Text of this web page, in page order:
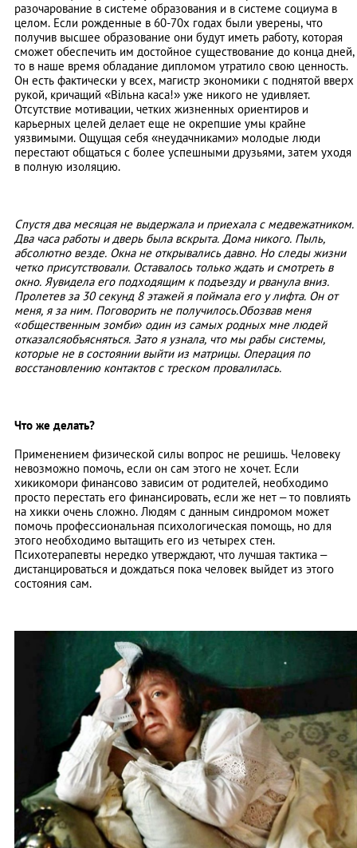
разочарование в системе образования и в системе социума в
целом. Если рожденные в 60-70х годах были уверены, что
получив высшее образование они будут иметь работу, которая
сможет обеспечить им достойное существование до конца дней,
то в наше время обладание дипломом утратило свою ценность.
Он есть фактически у всех, магистр экономики с поднятой вверх
рукой, кричащий «Вільна каса!» уже никого не удивляет.
Отсутствие мотивации, четких жизненных ориентиров и
карьерных целей делает еще не окрепшие умы крайне
уязвимыми. Ощущая себя «неудачниками» молодые люди
перестают общаться с более успешными друзьями, затем уходя
в полную изоляцию.
Спустя два месяцая не выдержала и приехала с медвежатником.
Два часа работы и дверь была вскрыта. Дома никого. Пыль,
абсолютно везде. Окна не открывались давно. Но следы жизни
четко присутствовали. Оставалось только ждать и смотреть в
окно. Яувидела его подходящим к подъезду и рванула вниз.
Пролетев за 30 секунд 8 этажей я поймала его у лифта. Он от
меня, я за ним. Поговорить не получилось.Обозвав меня
«общественным зомби» один из самых родных мне людей
отказалсяобъясняться. Зато я узнала, что мы рабы системы,
которые не в состоянии выйти из матрицы. Операция по
восстановлению контактов с треском провалилась.
Что же делать?
Применением физической силы вопрос не решишь. Человеку
невозможно помочь, если он сам этого не хочет. Если
хикикомори финансово зависим от родителей, необходимо
просто перестать его финансировать, если же нет – то повлиять
на хикки очень сложно. Людям с данным синдромом может
помочь профессиональная психологическая помощь, но для
этого необходимо вытащить его из четырех стен.
Психотерапевты нередко утверждают, что лучшая тактика –
дистанцироваться и дождаться пока человек выйдет из этого
состояния сам.